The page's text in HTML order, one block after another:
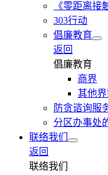
《零距离接
303行动
倡廉教育
返回
倡廉教育
商界
其他界
防贪谘询服
分区办事处
联络我们
返回
联络我们